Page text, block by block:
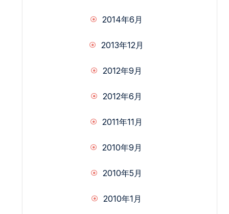
2014年6月
2013年12月
2012年9月
2012年6月
2011年11月
2010年9月
2010年5月
2010年1月